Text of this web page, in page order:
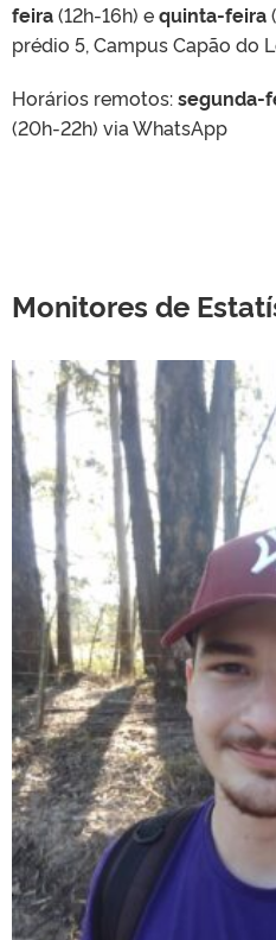
feira(12h-16h) equinta-feira
prédio 5, Campus Capão do
Horários remotos:segunda-
(20h-22h) viaWhatsApp
Monitores de